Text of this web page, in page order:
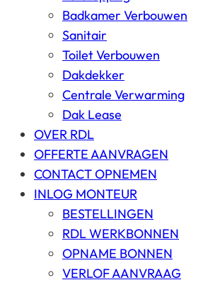
Badkamer Verbouwen
Sanitair
Toilet Verbouwen
Dakdekker
Centrale Verwarming
Dak Lease
OVER RDL
OFFERTE AANVRAGEN
CONTACT OPNEMEN
INLOG MONTEUR
BESTELLINGEN
RDL WERKBONNEN
OPNAME BONNEN
VERLOF AANVRAAG